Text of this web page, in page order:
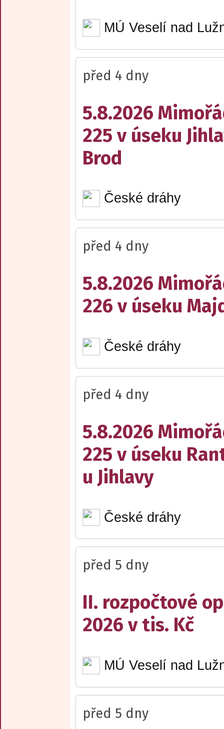
MÚ Veselí nad
před 4 dny
5.8.2026
225 v úseku
Brod
České dráhy
před 4 dny
5.8.2026
226 v úseku
České dráhy
před 4 dny
5.8.2026
225 v úseku
u Jihlavy
České dráhy
před 5 dny
II. rozpočtové
2026 v tis. Kč
MÚ Veselí nad
před 5 dny